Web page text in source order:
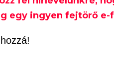
egy ingyen fejtörő e-